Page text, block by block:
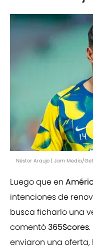
Néstor Araujo | Jam Media/
Luego que en
intenciones de
busca ficharlo una
comentó 365Scores
enviaron una